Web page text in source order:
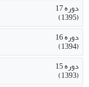
دوره 17
(1395)
دوره 16
(1394)
دوره 15
(1393)